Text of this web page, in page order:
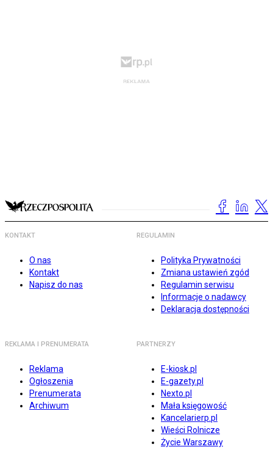
KONTAKT
O nas
Kontakt
Napisz do nas
REGULAMIN
Polityka Prywatności
Zmiana ustawień zgód
Regulamin serwisu
Informacje o nadawcy
Deklaracja dostępności
REKLAMA I PRENUMERATA
Reklama
Ogłoszenia
Prenumerata
Archiwum
PARTNERZY
E-kiosk.pl
E-gazety.pl
Nexto.pl
Mała księgowość
Kancelarierp.pl
Wieści Rolnicze
Życie Warszawy